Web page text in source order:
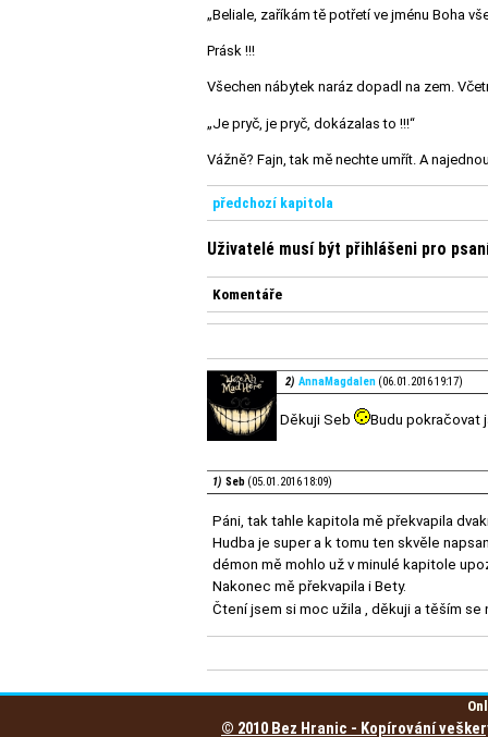
„Beliale, zaříkám tě potřetí ve jménu Boha
Prásk !!!
Všechen nábytek naráz dopadl na zem.
„Je pryč, je pryč, dokázalas to !!!“
Vážně? Fajn, tak mě nechte umřít. A
předchozí kapitola
Uživatelé musí být přihlášeni pro
Komentáře
2) AnnaMagdalen (06.01.2016 19:17)
Děkuji Seb Budu pokračovat
1) Seb (05.01.2016 18:09)
Páni, tak tahle kapitola mě překvapila
Hudba je super a k tomu ten skvěle
démon mě mohlo už v minulé kapitole
Nakonec mě překvapila i Bety.
Čtení jsem si moc užila , děkuji a těším se
© 2010 Bez Hranic - Kopírování